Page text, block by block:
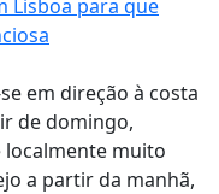
Lisboa para que
em direção à costa
de domingo,
muito
a partir da manhã,